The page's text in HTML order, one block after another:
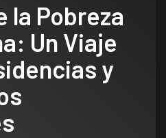
la Pobreza
Un Viaje
y